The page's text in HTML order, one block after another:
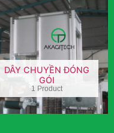
DÂY CHUYỀN ĐÓNG
GÓI
1 Product